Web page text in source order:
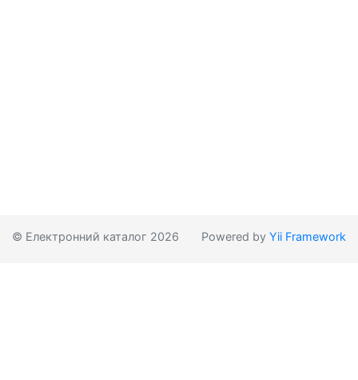
© Електронний каталог 2026 Powered by Yii Framework